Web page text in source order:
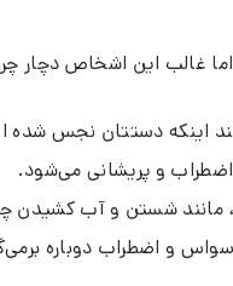
غالب این اشخاص دچار
اینکه دستتان نجس
و پریشانی می‌شود.
مانند شستن و آب کشیدن
و اضطراب دوباره